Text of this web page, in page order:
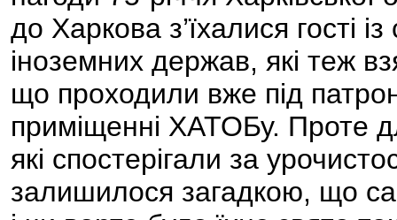
до Харкова з’їхалися гості
іноземних держав, які теж
що проходили вже під
приміщенні ХАТОБу. Проте
які спостерігали за
залишилося загадкою, що